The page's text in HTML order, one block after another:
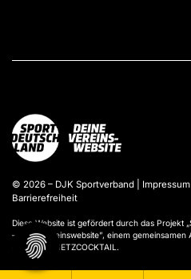
© 2026 – DJK Sportverband | Impressum
Barrierefreiheit
Diese Website ist gefördert durch das Projekt „
– Deine Vereinswebsite”, einem gemeinsamen
DOSB und NETZCOCKTAIL.